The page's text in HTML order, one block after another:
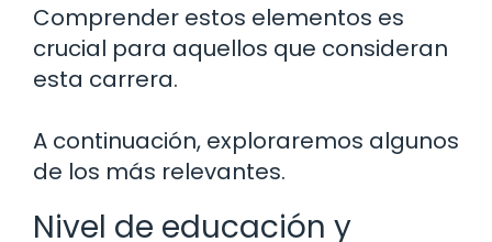
Comprender estos elementos es
crucial para aquellos que consideran
esta carrera.
A continuación, exploraremos algunos
de los más relevantes.
Nivel de educación y